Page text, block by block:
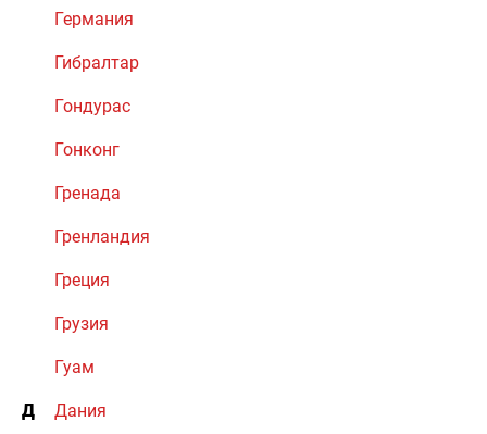
Германия
Гибралтар
Гондурас
Гонконг
Гренада
Гренландия
Греция
Грузия
Гуам
Д Дания